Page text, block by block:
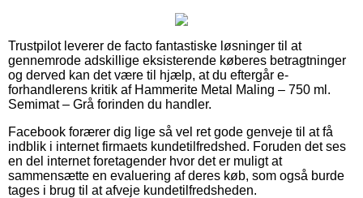
Trustpilot leverer de facto fantastiske løsninger til at
gennemrode adskillige eksisterende køberes betragtninger
og derved kan det være til hjælp, at du eftergår e-
forhandlerens kritik af Hammerite Metal Maling – 750 ml.
Semimat – Grå forinden du handler.
Facebook forærer dig lige så vel ret gode genveje til at få
indblik i internet firmaets kundetilfredshed. Foruden det ses
en del internet foretagender hvor det er muligt at
sammensætte en evaluering af deres køb, som også burde
tages i brug til at afveje kundetilfredsheden.